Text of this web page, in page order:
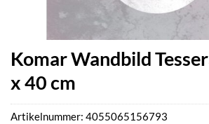
Komar Wandbild
x 40 cm
Artikelnummer: 4055065156793